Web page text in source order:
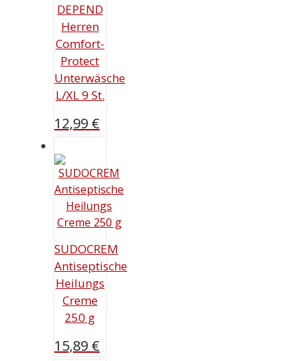
DEPEND
Herren
Comfort-
Protect
Unterwäsche
L/XL 9 St.
12,99 €
SUDOCREM
Antiseptische
Heilungs
Creme
250 g
15,89 €